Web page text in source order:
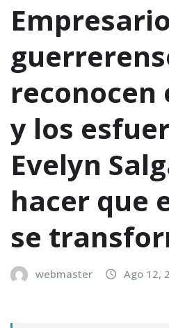
y los
Evelyn
hacer que
se
webmaster Ago 12,